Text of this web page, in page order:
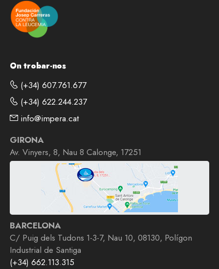
On trobar-nos
(+34) 607.761.677
(+34) 622.244.237
info@impera.cat
GIRONA
Av. Vinyers, 8, Nau 8 Calonge, 17251
BARCELONA
C/ Puig dels Tudons 1-3-7, Nau 10, 08130, Polígon
Industrial de Santiga
(+34) 662.113.315